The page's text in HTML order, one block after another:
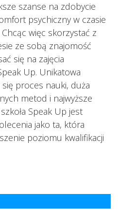
szanse na zdobycie
psychiczny w czasie
więc skorzystać z
ze sobą znajomość
się na zajęcia
Up. Unikatowa
proces nauki, duża
metod i najwyższe
Speak Up jest
jako ta, która
poziomu kwalifikacji